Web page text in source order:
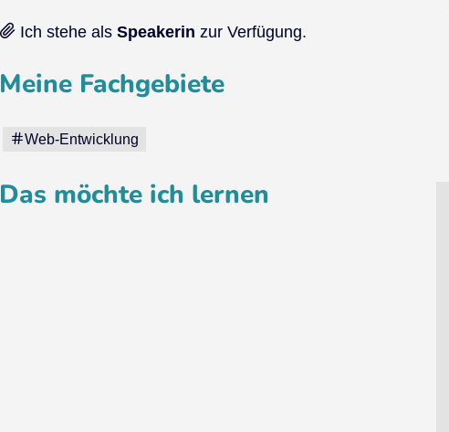
Ich stehe als Speakerin zur Verfügung.
Meine Fachgebiete
Web-Entwicklung
Das möchte ich lernen